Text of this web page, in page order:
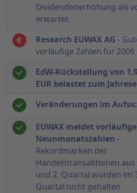
Dividendenerhöhung als
erwartet
Research EUWAX AG -
vorläufige Zahlen für 2006
EdW-Rückstellung von
EUR belastet zum
Veränderungen im
EUWAX meldet vorläufige
Neunmonatszahlen -
Rekordmarken der
Handelstransaktionen aus
und 2. Quartal wurden im
Quartal nicht gehalten